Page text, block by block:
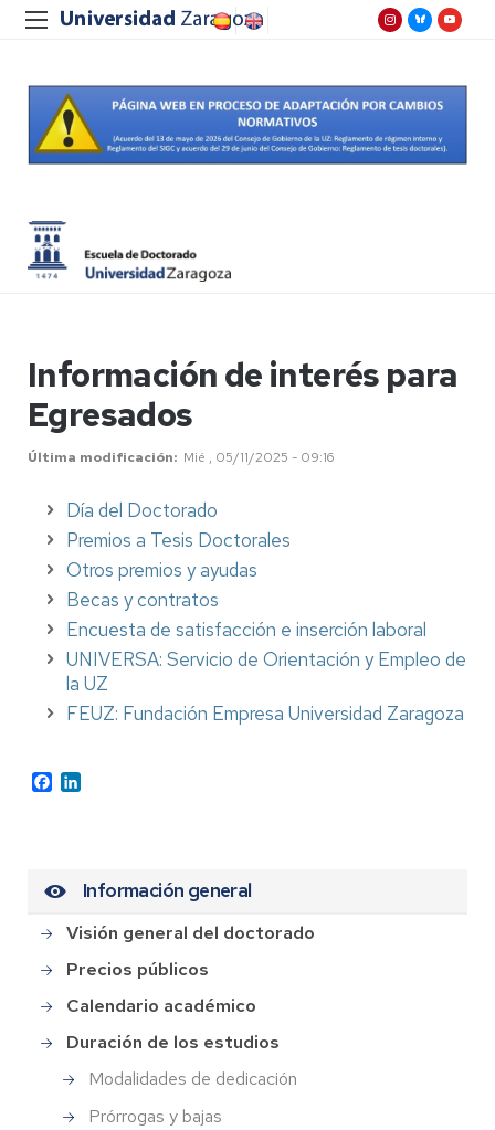
Información de interés para
Egresados
Última modificación Mié , 05/11/2025 - 09:16
Día del Doctorado
Premios a Tesis Doctorales
Otros premios y ayudas
Becas y contratos
Encuesta de satisfacción e inserción laboral
UNIVERSA: Servicio de Orientación y Empleo de
la UZ
FEUZ: Fundación Empresa Universidad Zaragoza
Facebook
Información general
Visión general del doctorado
Precios públicos
Calendario académico
Duración de los estudios
Modalidades de dedicación
Prórrogas y bajas